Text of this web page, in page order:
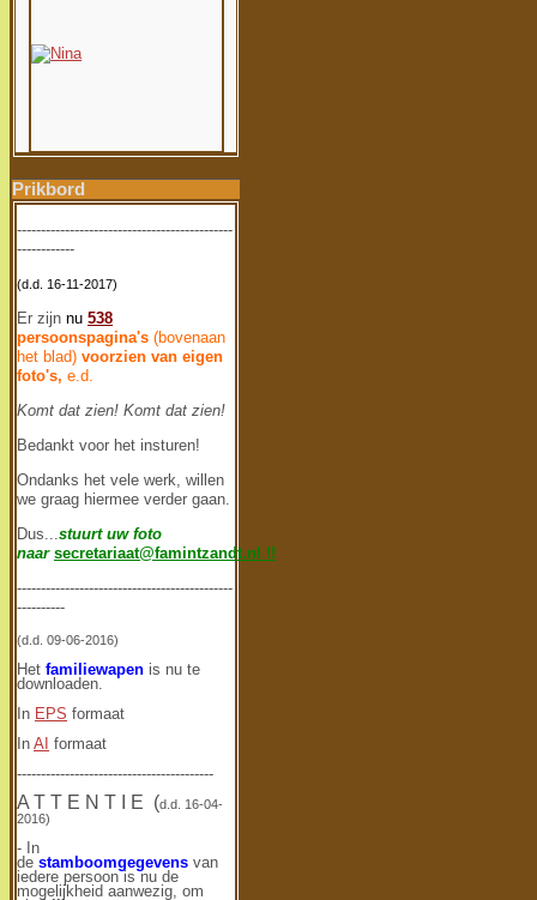
Prikbord
---------------------------------------------
------------
(d.d. 16-11-2017)
Er zijn nu 538
persoonspagina's (bovenaan
het blad) voorzien van eigen
foto's, e.d.
Komt dat zien! Komt dat zien!
Bedankt voor het insturen!
Ondanks het vele werk, willen
we graag hiermee verder gaan.
Dus...stuurt uw foto
naar secretariaat@famintzandt.nl
!!
---------------------------------------------
----------
(d.d. 09-06-2016)
Het familiewapen is nu te
downloaden.
In EPS formaat
In AI formaat
-----------------------------------------
A T T E N T I E (d.d. 16-04-
2016)
- In
de stamboomgegevens van
iedere persoon is nu de
mogelijkheid aanwezig, om